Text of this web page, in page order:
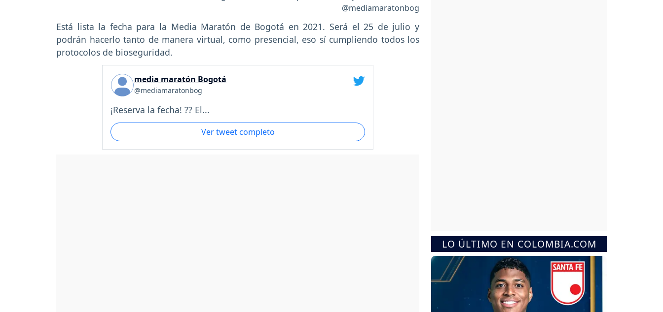
@mediamaratonbog
Está lista la fecha para la Media Maratón de Bogotá en 2021. Será el 25 de julio y
podrán hacerlo tanto de manera virtual, como presencial, eso sí cumpliendo todos los
protocolos de bioseguridad.
media maratón Bogotá
@mediamaratonbog
¡Reserva la fecha! ?? El...
Ver tweet completo
LO ÚLTIMO EN COLOMBIA.COM